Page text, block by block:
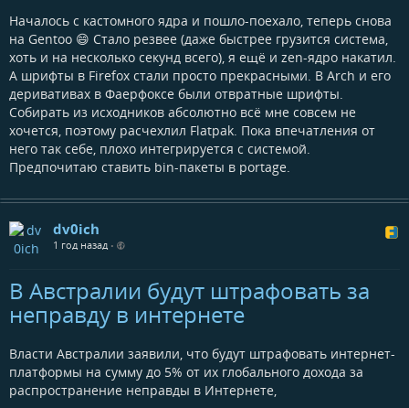
Началось с кастомного ядра и пошло-поехало, теперь снова
на Gentoo 😄 Стало резвее (даже быстрее грузится система,
хоть и на несколько секунд всего), я ещё и zen-ядро накатил.
А шрифты в Firefox стали просто прекрасными. В Arch и его
деривативах в Фаерфоксе были отвратные шрифты.
Собирать из исходников абсолютно всё мне совсем не
хочется, поэтому расчехлил Flatpak. Пока впечатления от
него так себе, плохо интегрируется с системой.
Предпочитаю ставить bin-пакеты в portage.
dv0ich
1 год назад •
В Австралии будут штрафовать за
неправду в интернете
Власти Австралии заявили, что будут штрафовать интернет-
платформы на сумму до 5% от их глобального дохода за
распространение неправды в Интернете,